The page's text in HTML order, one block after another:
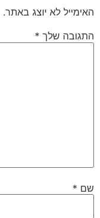
האימייל לא יוצג באתר.
התגובה שלך *
שם *